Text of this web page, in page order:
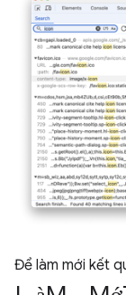
Để làm mới kết